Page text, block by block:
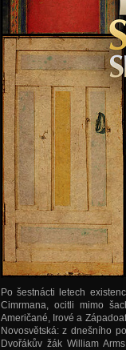
Po šestnácti letech
Cimrmana, ocitli mimo
Američané, Irové a
Novosvětská: z dnešního
Dvořákův žák William